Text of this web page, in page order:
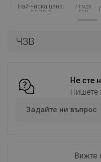
ЧЗВ
Не сте
Пишете
Задайте ни въпрос
Вижте
Най-ниска цена:
55,79 €
/ 174,29
BGN
Добави в количката